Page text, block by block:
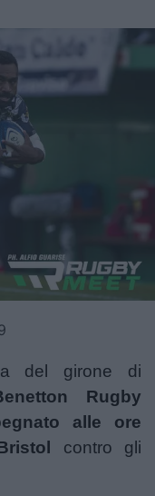
del girone di
Rugby
alle ore
contro gli